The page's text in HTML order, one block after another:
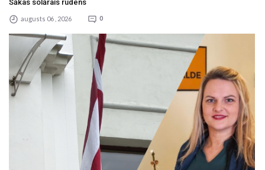
Sākas solārais rudens
augusts 06 , 2026 0